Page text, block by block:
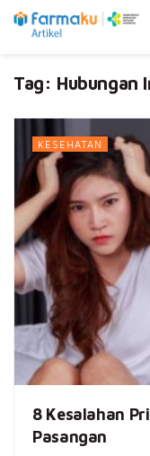
Tag: Hubungan
KESEHATAN
8 Kesalahan
Pasangan